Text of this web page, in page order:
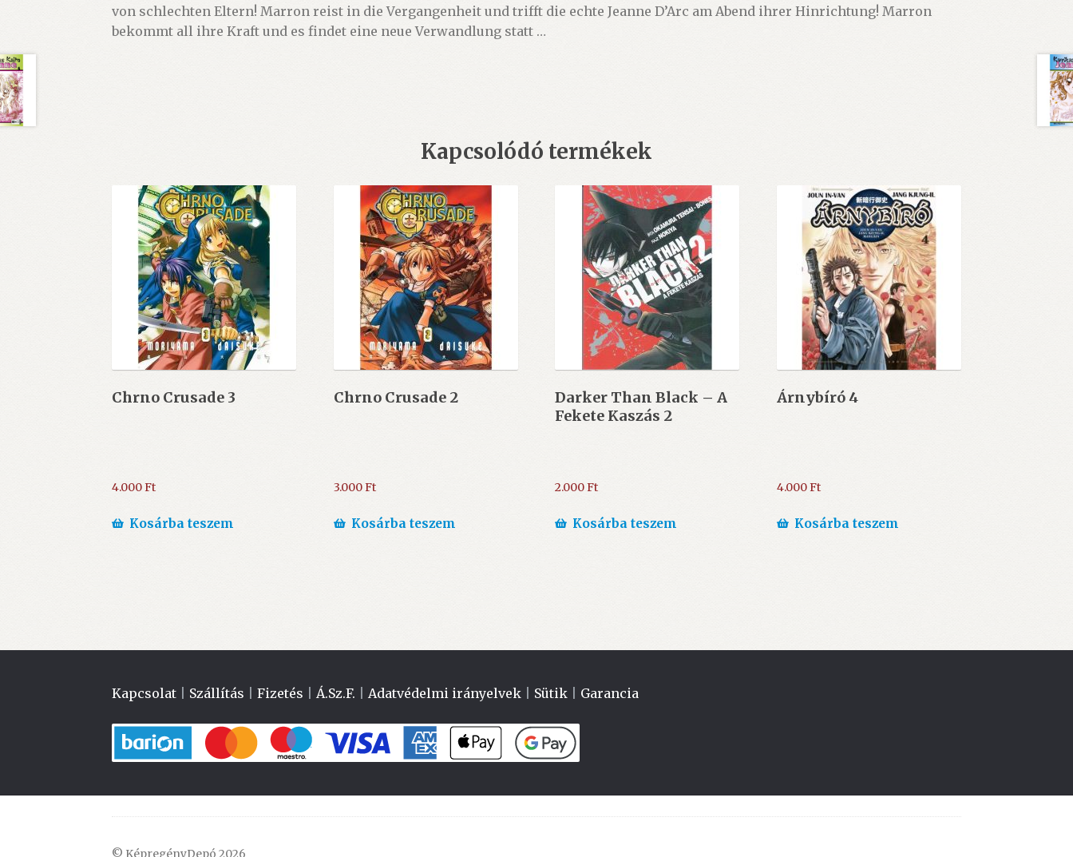
von schlechten Eltern! Marron reist in die Vergangenheit und trifft die echte Jeanne D’Arc am Abend ihrer Hinrichtung! Marron
bekommt all ihre Kraft und es findet eine neue Verwandlung statt …
Kapcsolódó termékek
Chrno Crusade 3
4.000Ft
Kosárba teszem
Chrno Crusade 2
3.000Ft
Kosárba teszem
Darker Than Black – A
Fekete Kaszás 2
2.000Ft
Kosárba teszem
Árnybíró 4
4.000Ft
Kosárba teszem
Kapcsolat Szállítás |Fizetés |Á.Sz.F. |Adatvédelmi irányelvek Sütik Garancia
© KépregényDepó 2026